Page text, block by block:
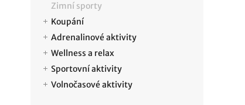
Zimní sporty
Koupání
Adrenalinové aktivity
Wellness a relax
Sportovní aktivity
Volnočasové aktivity